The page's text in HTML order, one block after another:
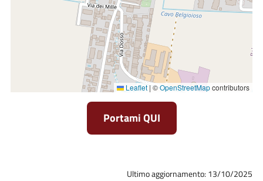
Leaflet | ©OpenStreetMapcontributors
Portami QUI
Ultimo aggiornamento: 13/10/2025